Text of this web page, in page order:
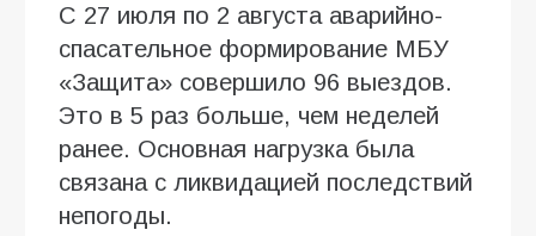
С 27 июля по 2 августа аварийно-
спасательное формирование МБУ
«Защита» совершило 96 выездов.
Это в 5 раз больше, чем неделей
ранее. Основная нагрузка была
связана с ликвидацией последствий
непогоды.